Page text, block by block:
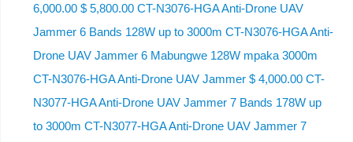
6,000.00 $ 5,800.00 CT-N3076-HGA Anti-Drone UAV
Jammer 6 Bands 128W up to 3000m CT-N3076-HGA ​​Anti-
Drone UAV Jammer 6 Mabungwe 128W mpaka 3000m
CT-N3076-HGA ​​Anti-Drone UAV Jammer $ 4,000.00 CT-
N3077-HGA Anti-Drone UAV Jammer 7 Bands 178W up
to 3000m CT-N3077-HGA Anti-Drone UAV Jammer 7